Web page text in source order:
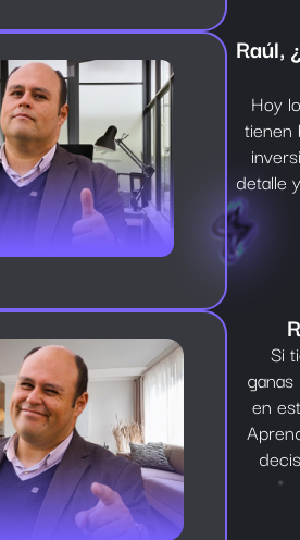
Raúl,
Hoy
tienen
detalle
Si
en